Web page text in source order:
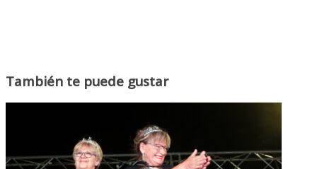
También te puede gustar